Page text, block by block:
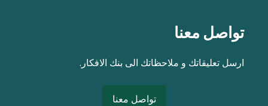
تواصل معنا
ارسل تعليقاتك و ملاحظاتك الى بنك الافكار.
تواصل معنا